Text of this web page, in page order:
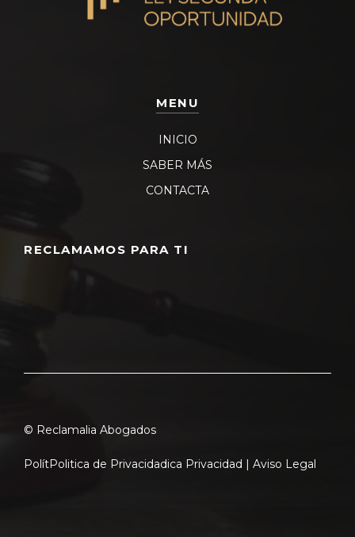
MENU
INICIO
SABER MÁS
CONTACTA
RECLAMAMOS PARA TI
© Reclamalia Abogados
PolítPolitica de Privacidadica Privacidad | Aviso Legal